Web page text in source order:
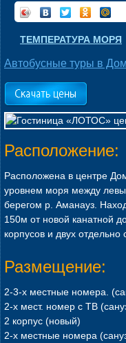
ТЕМПЕРАТУРА МОРЯ
Автобусные туры в
Расположение:
Расположена в центре
уровнем моря между
берегом р. Аманауз.
150м от новой канатной
корпусов и двух отдельно
Размещение:
2-3-х местные номера.
2-х мест. номер с ТВ
2 корпус (новый)
2-х местные номера